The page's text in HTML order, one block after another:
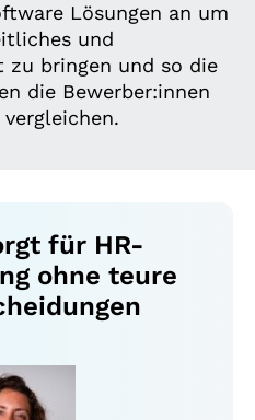
Lösungen an um
und
zu bringen und so die
die Bewerber:innen
für HR-
ohne teure